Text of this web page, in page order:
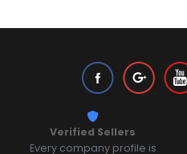
Verified Sellers
Every company profile is